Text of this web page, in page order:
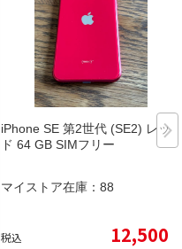
iPhone SE 第2世代 (SE2) レッ
ド 64 GB SIMフリー
マイストア在庫： 88
税込 12,500